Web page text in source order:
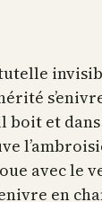
boit et
avec le
en